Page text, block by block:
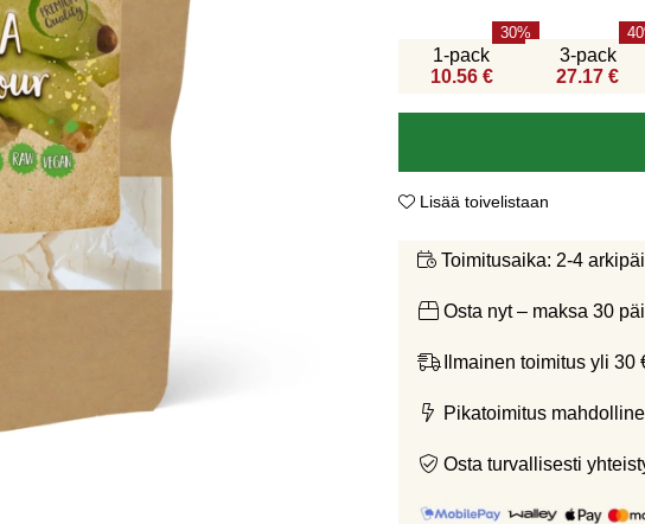
1-pack
10.56 €
30
3-pack
27.17 €
40
Lisää toivelistaan
Toimitusaika: 2-4
Osta nyt – maksa 30
Ilmainen toimitus yli 30
Pikatoimitus
Osta turvallisesti